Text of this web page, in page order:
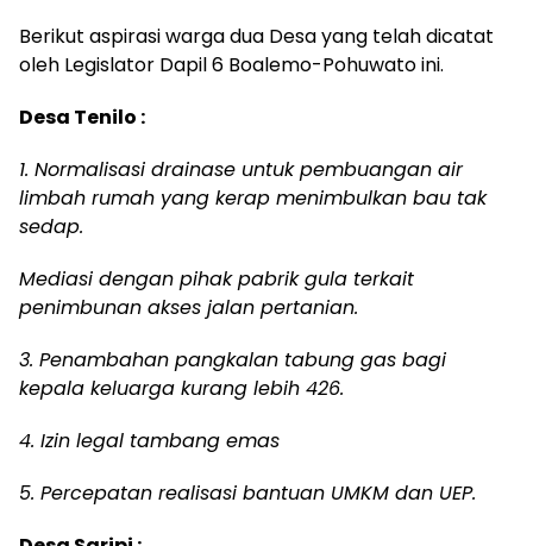
Berikut aspirasi warga dua Desa yang telah dicatat
oleh Legislator Dapil 6 Boalemo-Pohuwato ini.
Desa Tenilo :
1. Normalisasi drainase untuk pembuangan air
limbah rumah yang kerap menimbulkan bau tak
sedap.
Mediasi dengan pihak pabrik gula terkait
penimbunan akses jalan pertanian.
3. Penambahan pangkalan tabung gas bagi
kepala keluarga kurang lebih 426.
4. Izin legal tambang emas
5. Percepatan realisasi bantuan UMKM dan UEP.